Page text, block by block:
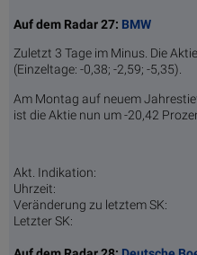
Auf dem Radar 27: BMW
Zuletzt 3 Tage im Minus. Die
(Einzeltage: -0,38; -2,59; -5,35).
Am Montag auf neuem
ist die Aktie nun um -20,42
Akt. Indikation:
Uhrzeit:
Veränderung zu letztem SK:
Letzter SK: